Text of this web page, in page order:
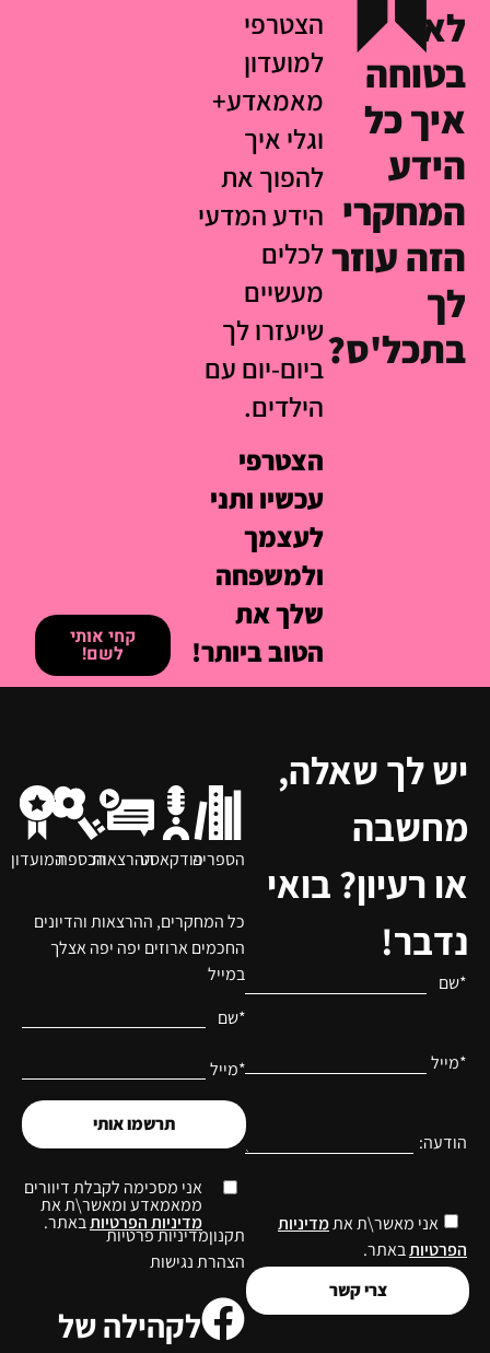
לא
בטוחה
איך כל
הידע
המחקרי
הזה עוזר
לך
בתכל'ס?
הצטרפי
למועדון
מאמאדע+
וגלי איך
להפוך את
הידע המדעי
לכלים
מעשיים
שיעזרו לך
ביום-יום עם
הילדים.
הצטרפי
עכשיו ותני
לעצמך
ולמשפחה
שלך את
הטוב ביותר!
קחי אותי
לשם!
יש לך שאלה,
מחשבה
או רעיון? בואי
נדבר!
*שם
*מייל
הודעה:
אני מאשר\ת אתמדיניות
הפרטיותבאתר.
צרי קשר
כל המחקרים, ההרצאות והדיונים
החכמים ארוזים יפה יפה אצלך
במייל
*שם
*מייל
אני מסכימה לקבלת דיוורים
ממאמאדע ומאשר\ת את
מדיניות הפרטיותבאתר.
תרשמו אותי
הספריהפודקאסטההרצאותהכספתהמועדון
תקנוןמדיניות פרטיות
הצהרת נגישות
לקהילה של